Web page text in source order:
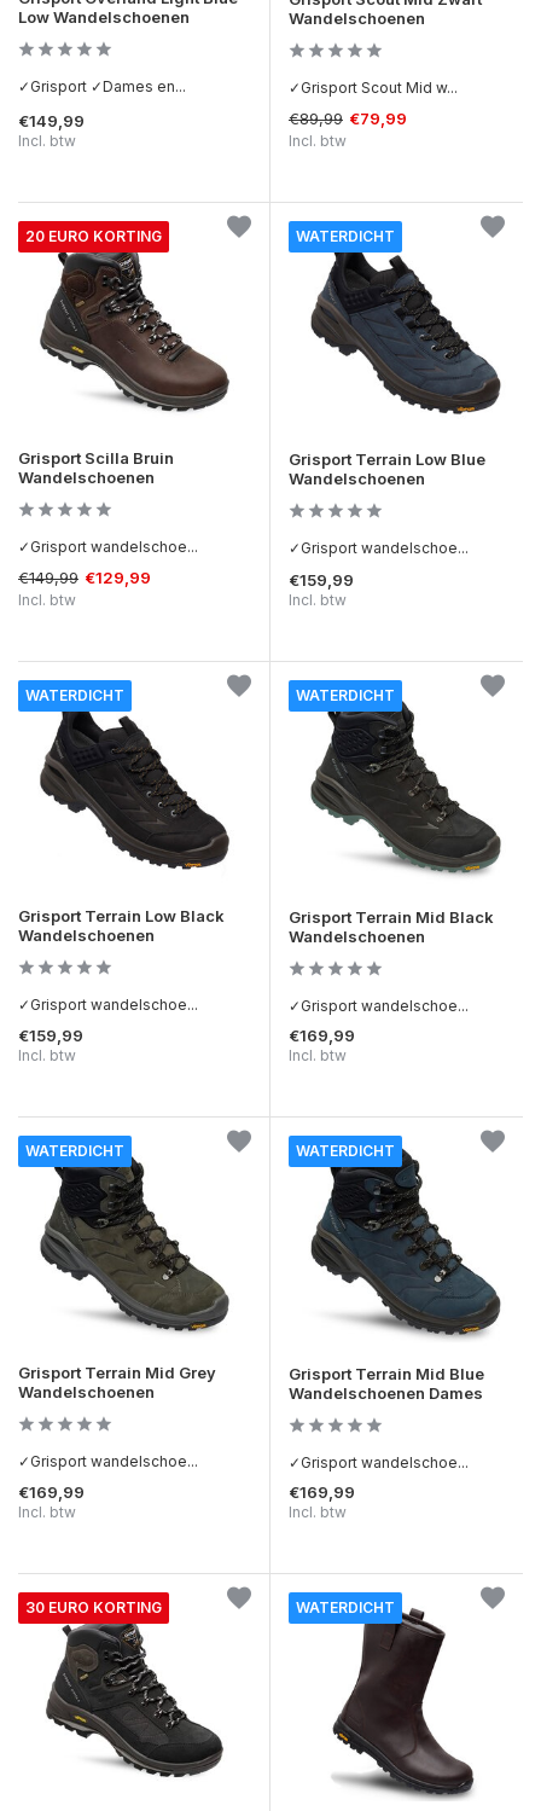
Low Wandelschoenen
✓Grisport ✓Dames en...
€149,99
Incl. btw
Wandelschoenen
✓Grisport Scout Mid w...
€89,99 €79,99
Incl. btw
20 EURO KORTING
Grisport Scilla Bruin
Wandelschoenen
✓Grisport wandelschoe...
€149,99 €129,99
Incl. btw
WATERDICHT
Grisport Terrain Low Blue
Wandelschoenen
✓Grisport wandelschoe...
€159,99
Incl. btw
WATERDICHT
Grisport Terrain Low Black
Wandelschoenen
✓Grisport wandelschoe...
€159,99
Incl. btw
WATERDICHT
Grisport Terrain Mid Black
Wandelschoenen
✓Grisport wandelschoe...
€169,99
Incl. btw
WATERDICHT
Grisport Terrain Mid Grey
Wandelschoenen
✓Grisport wandelschoe...
€169,99
Incl. btw
WATERDICHT
Grisport Terrain Mid Blue
Wandelschoenen Dames
✓Grisport wandelschoe...
€169,99
Incl. btw
30 EURO KORTING WATERDICHT